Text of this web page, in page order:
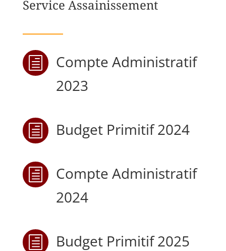
Service Assainissement
h
Compte Administratif
2023
h Budget Primitif 2024
h
Compte Administratif
2024
h Budget Primitif 2025